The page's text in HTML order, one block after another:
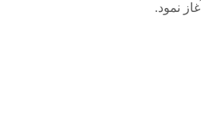
آغاز نمود.